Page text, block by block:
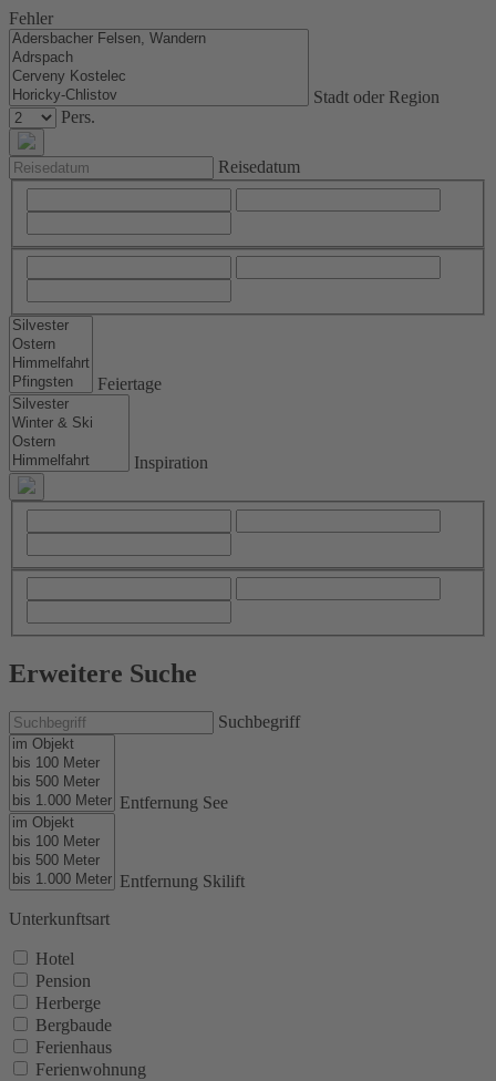
Fehler
Stadt oder Region
Pers.
Reisedatum
Feiertage
Inspiration
Erweitere Suche
Suchbegriff
Entfernung See
Entfernung Skilift
Unterkunftsart
Hotel
Pension
Herberge
Bergbaude
Ferienhaus
Ferienwohnung